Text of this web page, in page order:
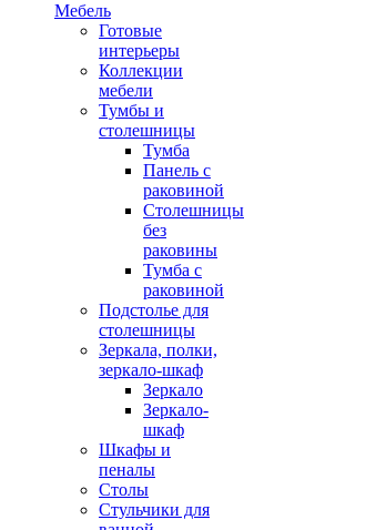
Мебель
Готовые
интерьеры
Коллекции
мебели
Тумбы и
столешницы
Тумба
Панель с
раковиной
Столешницы
без
раковины
Тумба с
раковиной
Подстолье для
столешницы
Зеркала, полки,
зеркало-шкаф
Зеркало
Зеркало-
шкаф
Шкафы и
пеналы
Столы
Стульчики для